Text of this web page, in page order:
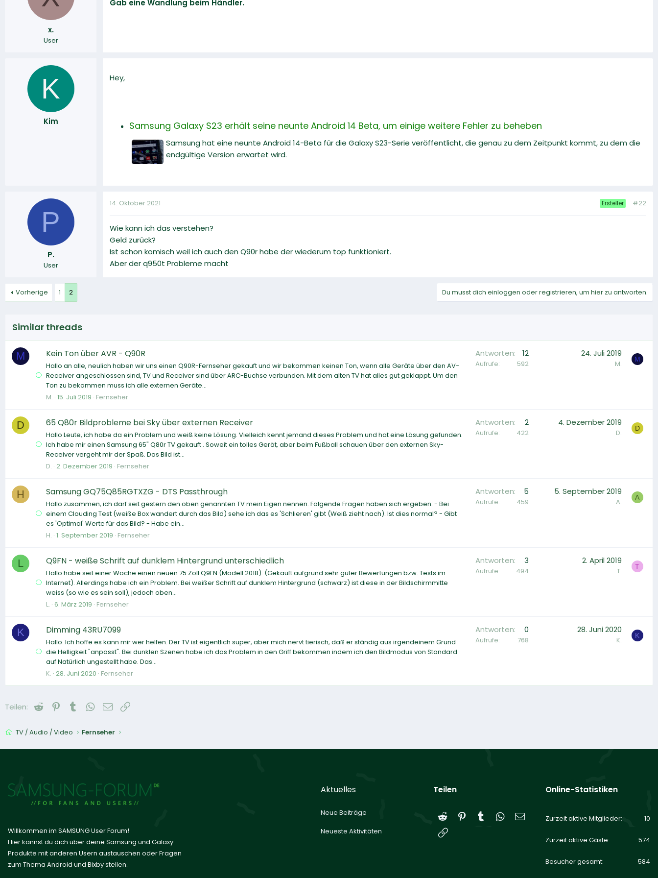
a
x.
User
Gab eine Wandlung beim Händler.
K
Kim
Hey,
Samsung Galaxy S23 erhält seine neunte Android 14 Beta, um einige weitere Fehler zu beheben
Samsung hat eine neunte Android 14-Beta für die Galaxy S23-Serie veröffentlicht, die genau zu dem Zeitpunkt kommt, zu dem die
endgültige Version erwartet wird.
P
P.
User
14. Oktober 2021 Ersteller #22
Wie kann ich das verstehen?
Geld zurück?
Ist schon komisch weil ich auch den Q90r habe der wiederum top funktioniert.
Aber der q950t Probleme macht
Vorherige 1 2 Du musst dich einloggen oder registrieren, um hier zu antworten.
Similar threads
M Kein Ton über AVR - Q90R
Hallo an alle, neulich haben wir uns einen Q90R-Fernseher gekauft und wir bekommen keinen Ton, wenn alle Geräte über den AV-
Receiver angeschlossen sind, TV und Receiver sind über ARC-Buchse verbunden. Mit dem alten TV hat alles gut geklappt. Um den
Ton zu bekommen muss ich alle externen Geräte...
M. 15. Juli 2019 Fernseher
Antworten 12
Aufrufe 592
24. Juli 2019
M. M
D 65 Q80r Bildprobleme bei Sky über externen Receiver
Hallo Leute, ich habe da ein Problem und weiß keine Lösung. Vielleich kennt jemand dieses Problem und hat eine Lösung gefunden.
Ich habe mir einen Samsung 65" Q80r TV gekauft . Soweit ein tolles Gerät, aber beim Fußball schauen über den externen Sky-
Receiver vergeht mir der Spaß. Das Bild ist...
D. 2. Dezember 2019 Fernseher
Antworten 2
Aufrufe 422
4. Dezember 2019
D. D
H Samsung GQ75Q85RGTXZG - DTS Passthrough
Hallo zusammen, ich darf seit gestern den oben genannten TV mein Eigen nennen. Folgende Fragen haben sich ergeben: - Bei
einem Clouding Test (weiße Box wandert durch das Bild) sehe ich das es 'Schlieren' gibt (Weiß zieht nach). Ist dies normal? - Gibt
es 'Optimal' Werte für das Bild? - Habe ein...
H. 1. September 2019 Fernseher
Antworten 5
Aufrufe 459
5. September 2019
A. A
L Q9FN - weiße Schrift auf dunklem Hintergrund unterschiedlich
Hallo habe seit einer Woche einen neuen 75 Zoll Q9FN (Modell 2018). (Gekauft aufgrund sehr guter Bewertungen bzw. Tests im
Internet). Allerdings habe ich ein Problem. Bei weißer Schrift auf dunklem Hintergrund (schwarz) ist diese in der Bildschirmmitte
weiss (so wie es sein soll), jedoch oben...
L. 6. März 2019 Fernseher
Antworten 3
Aufrufe 494
2. April 2019
T. T
K Dimming 43RU7099
Hallo. Ich hoffe es kann mir wer helfen. Der TV ist eigentlich super, aber mich nervt tierisch, daß er ständig aus irgendeinem Grund
die Helligkeit "anpasst". Bei dunklen Szenen habe ich das Problem in den Griff bekommen indem ich den Bildmodus von Standard
auf Natürlich ungestellt habe. Das...
K. 28. Juni 2020 Fernseher
Antworten 0
Aufrufe 768
28. Juni 2020
K. K
Teilen: Reddit PinterestTumblrWhatsApp
E-Mail
TV / Audio / Video Fernseher
Willkommen im SAMSUNG User Forum!
Hier kannst du dich über deine Samsung und Galaxy
Produkte mit anderen Usern austauschen oder Fragen
zum Thema Android und Bixby stellen.
Aktuelles
Neue Beiträge
Neueste Aktivitäten
Teilen
Reddit Pinterest
Tumblr WhatsApp
E-Mail
Online-Statistiken
Zurzeit aktive Mitglieder 10
Zurzeit aktive Gäste 574
Besucher gesamt 584